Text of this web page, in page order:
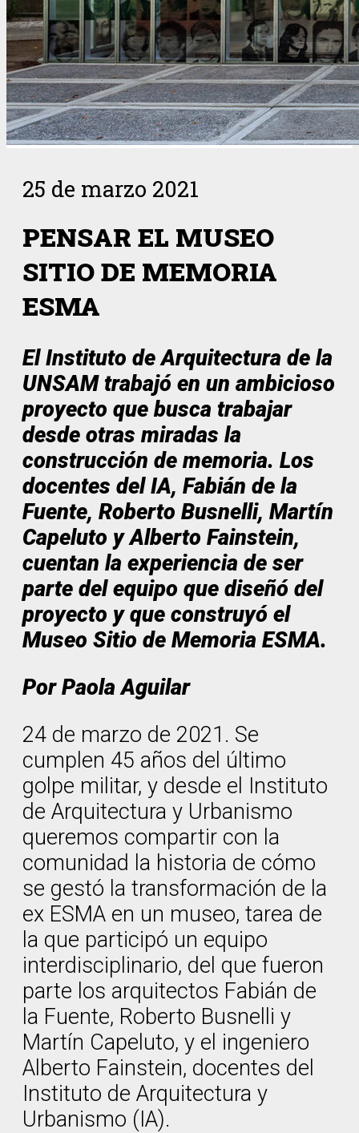
25 de marzo 2021
PENSAR EL MUSEO
SITIO DE MEMORIA
ESMA
El Instituto de Arquitectura de la
UNSAM trabajó en un ambicioso
proyecto que busca trabajar
desde otras miradas la
construcción de memoria. Los
docentes del IA, Fabián de la
Fuente, Roberto Busnelli, Martín
Capeluto y Alberto Fainstein,
cuentan la experiencia de ser
parte del equipo que diseñó del
proyecto y que construyó el
Museo Sitio de Memoria ESMA.
Por Paola Aguilar
24 de marzo de 2021. Se
cumplen 45 años del último
golpe militar, y desde el Instituto
de Arquitectura y Urbanismo
queremos compartir con la
comunidad la historia de cómo
se gestó la transformación de la
ex ESMA en un museo, tarea de
la que participó un equipo
interdisciplinario, del que fueron
parte los arquitectos Fabián de
la Fuente, Roberto Busnelli y
Martín Capeluto, y el ingeniero
Alberto Fainstein, docentes del
Instituto de Arquitectura y
Urbanismo (IA).